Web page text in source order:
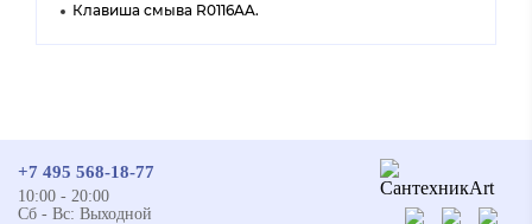
Клавиша смыва R0116AA.
+7 495 568-18-77
10:00 - 20:00
Сб - Вс: Выходной